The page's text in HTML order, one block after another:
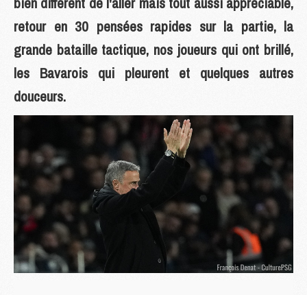
retour en 30 pensées rapides sur la partie, la
grande bataille tactique, nos joueurs qui ont brillé,
les Bavarois qui pleurent et quelques autres
douceurs.